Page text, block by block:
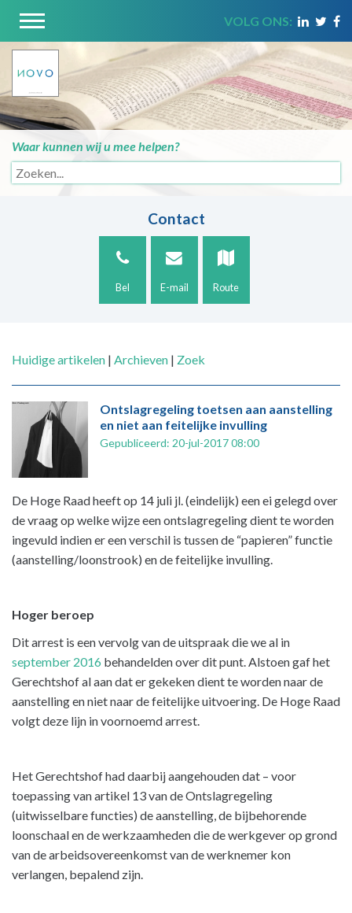
VOLG ONS:
Waar kunnen wij u mee helpen?
Contact
Bel E-mail Route
Huidige artikelen | Archieven | Zoek
Ontslagregeling toetsen aan aanstelling
en niet aan feitelijke invulling
Gepubliceerd: 20-jul-2017 08:00
De Hoge Raad heeft op 14 juli jl. (eindelijk) een ei gelegd over
de vraag op welke wijze een ontslagregeling dient te worden
ingevuld indien er een verschil is tussen de “papieren” functie
(aanstelling/loonstrook) en de feitelijke invulling.
Hoger beroep
Dit arrest is een vervolg van de uitspraak die we al in
september 2016 behandelden over dit punt. Alstoen gaf het
Gerechtshof al aan dat er gekeken dient te worden naar de
aanstelling en niet naar de feitelijke uitvoering. De Hoge Raad
volgt deze lijn in voornoemd arrest.
Het Gerechtshof had daarbij aangehouden dat – voor
toepassing van artikel 13 van de Ontslagregeling
(uitwisselbare functies) de aanstelling, de bijbehorende
loonschaal en de werkzaamheden die de werkgever op grond
van de arbeidsovereenkomst van de werknemer kon
verlangen, bepalend zijn.